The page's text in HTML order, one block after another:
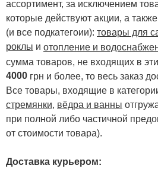
ассортимент, за исключением
которые действуют акции, а
(и все подкатегоии): товары для
роклы и отопление и
сумма товаров, не входящих в
4000 грн и более, то весь заказ
Все товары, входящие в
стремянки, вёдра и ванны
при полной либо частичной
от стоимости товара).
Доставка курьером: